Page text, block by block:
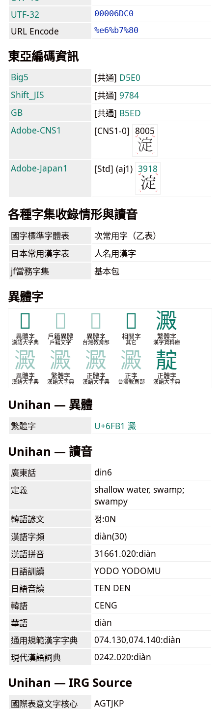
UTF-32 00006DC0
URL Encode %e6%b7%80
東亞編碼資訊
Big5 [共通] D5E0
Shift_JIS
[共通] 9784
GB
[共通] B5ED
Adobe-CNS1
[CNS1-0] 8005
Adobe-Japan1 [Std] (aj1) 3918
各種字集收錄情形與讀音
國字標準字體表 次常用字（乙表）
日本常用漢字表 人名用漢字
jf當務字集 基本包
異體字
𣵦
異體字
漢語大字典
𣵦
戶籍異體
戶籍文字
𣵦
異體字
台灣教育部
𰛸
相關字
其它
澱
繁體字
漢字資料庫
澱
異體字
漢語大字典
澱
繁體字
漢語大字典
澱
正體字
漢語大字典
澱
正字
台灣教育部
靛
正體字
漢語大字典
Unihan — 異體
繁體字 U+6FB1 澱
Unihan — 讀音
廣東話
din6
定義
shallow water, swamp;
swampy
韓語諺文
정:0N
漢語字頻
diàn(30)
漢語拼音
31661.020:diàn
日語訓讀
YODO YODOMU
日語音讀
TEN DEN
韓語
CENG
華語
diàn
通用規範漢字字典
074.130,074.140:diàn
現代漢語詞典
0242.020:diàn
Unihan — IRG Source
國際表意文字核心
AGTJKP